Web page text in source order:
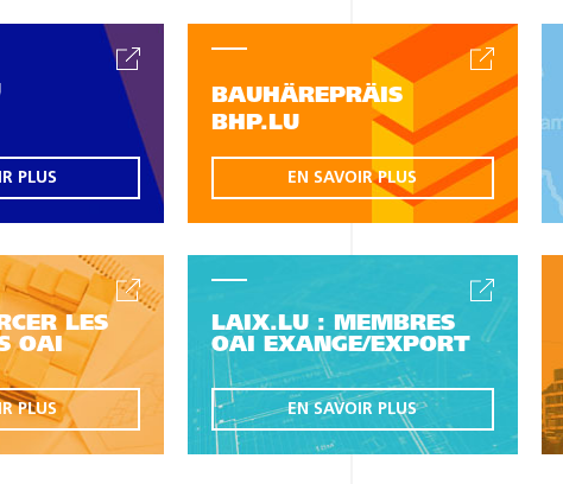
PLUS
BAUHÄREPRÄIS
BHP.LU
EN SAVOIR PLUS
LES
OAI
PLUS
LAIX.LU : MEMBRES
OAI EXANGE/EXPORT
EN SAVOIR PLUS